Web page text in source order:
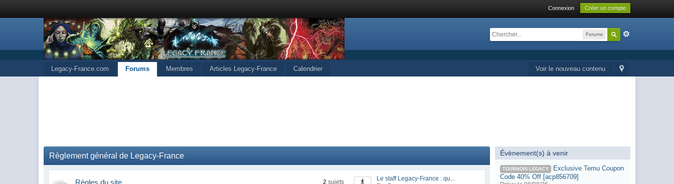
Connexion Créer un compte
Forums
Voir le nouveau contenu
Legacy-France.com Forums Membres Articles Legacy-France Calendrier
Règlement général de Legacy-France
Règles du site 2 sujets
Le staff Legacy-France : qu...
Évènement(s) à venir
TOURNOIS LEGACY
Exclusive Temu Coupon
Code 40% Off [acp856709]